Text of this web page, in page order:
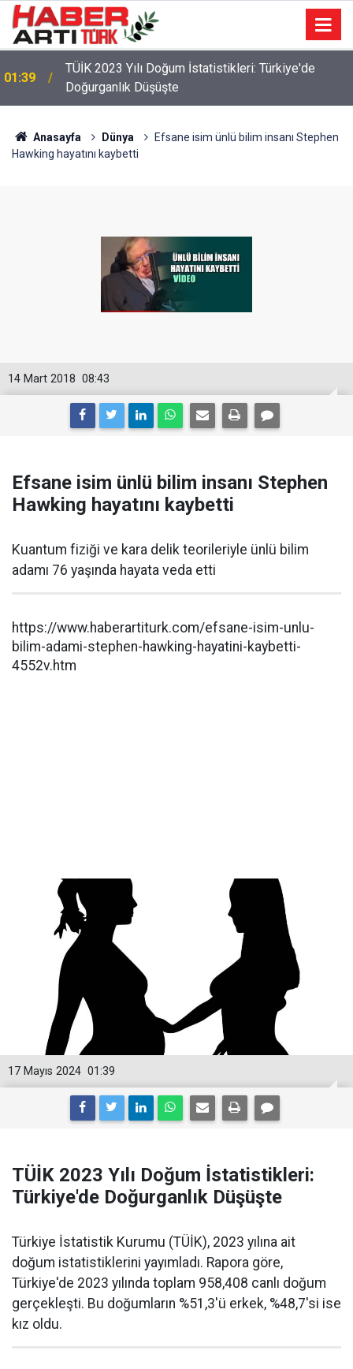
01:39
TÜİK 2023 Yılı Doğum İstatistikleri: Türkiye'de
Doğurganlık Düşüşte
Anasayfa Dünya
Efsane isim ünlü bilim insanı Stephen
Hawking hayatını kaybetti
08:43
14 Mart 2018
Efsane isim ünlü bilim insanı Stephen
Hawking hayatını kaybetti
Kuantum fiziği ve kara delik teorileriyle ünlü bilim
adamı 76 yaşında hayata veda etti
https://www.haberartiturk.com/efsane-isim-unlu-
bilim-adami-stephen-hawking-hayatini-kaybetti-
4552v.htm
01:39
17 Mayıs 2024
TÜİK 2023 Yılı Doğum İstatistikleri:
Türkiye'de Doğurganlık Düşüşte
Türkiye İstatistik Kurumu (TÜİK), 2023 yılına ait
doğum istatistiklerini yayımladı. Rapora göre,
Türkiye'de 2023 yılında toplam 958,408 canlı doğum
gerçekleşti. Bu doğumların %51,3'ü erkek, %48,7'si ise
kız oldu.